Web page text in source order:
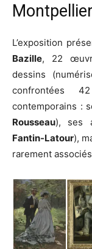
Montpellier
L’exposition
Bazille, 22
dessins
confrontées
contemporains :
Rousseau), ses
Fantin-Latour),
rarement